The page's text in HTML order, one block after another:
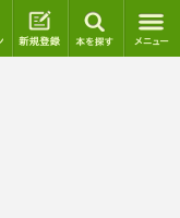
ログイン 新規登録